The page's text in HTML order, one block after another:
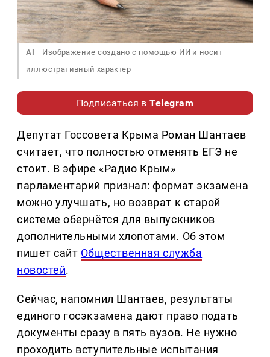
AI
Изображение создано с помощью ИИ и носит
иллюстративный характер
Подписаться вTelegram
Депутат Госсовета Крыма Роман Шантаев
считает, что полностью отменять ЕГЭ не
стоит. В эфире «Радио Крым»
парламентарий признал: формат экзамена
можно улучшать, но возврат к старой
системе обернётся для выпускников
дополнительными хлопотами. Об этом
пишет сайт Общественная служба
новостей.
Сейчас, напомнил Шантаев, результаты
единого госэкзамена дают право подать
документы сразу в пять вузов. Не нужно
проходить вступительные испытания